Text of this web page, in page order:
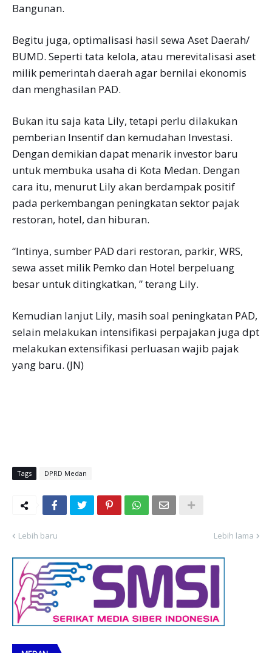
Bangunan.
Begitu juga, optimalisasi hasil sewa Aset Daerah/
BUMD. Seperti tata kelola, atau merevitalisasi aset
milik pemerintah daerah agar bernilai ekonomis
dan menghasilan PAD.
Bukan itu saja kata Lily, tetapi perlu dilakukan
pemberian Insentif dan kemudahan Investasi.
Dengan demikian dapat menarik investor baru
untuk membuka usaha di Kota Medan. Dengan
cara itu, menurut Lily akan berdampak positif
pada perkembangan peningkatan sektor pajak
restoran, hotel, dan hiburan.
“Intinya, sumber PAD dari restoran, parkir, WRS,
sewa asset milik Pemko dan Hotel berpeluang
besar untuk ditingkatkan, ” terang Lily.
Kemudian lanjut Lily, masih soal peningkatan PAD,
selain melakukan intensifikasi perpajakan juga dpt
melakukan extensifikasi perluasan wajib pajak
yang baru. (JN)
Tags DPRD Medan
Lebih baru Lebih lama